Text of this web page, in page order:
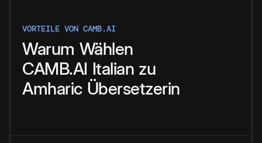
VORTEILE VON CAMB.AI
Warum Wählen
CAMB.AI Italian zu
Amharic Übersetzerin